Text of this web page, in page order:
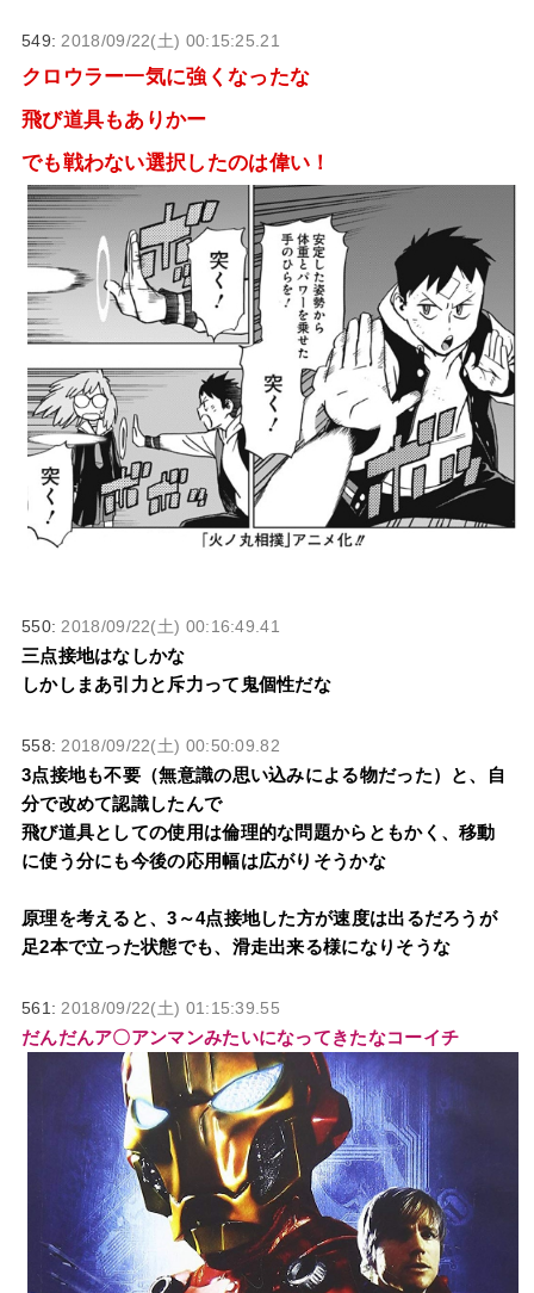
549:2018/09/22(土) 00:15:25.21
クロウラー一気に強くなったな
飛び道具もありかー
でも戦わない選択したのは偉い！
550:2018/09/22(土) 00:16:49.41
三点接地はなしかな
しかしまあ引力と斥力って鬼個性だな
558:2018/09/22(土) 00:50:09.82
3点接地も不要（無意識の思い込みによる物だった）と、自
分で改めて認識したんで
飛び道具としての使用は倫理的な問題からともかく、移動
に使う分にも今後の応用幅は広がりそうかな
原理を考えると、3～4点接地した方が速度は出るだろうが
足2本で立った状態でも、滑走出来る様になりそうな
561:2018/09/22(土) 01:15:39.55
だんだんア〇アンマンみたいになってきたなコーイチ